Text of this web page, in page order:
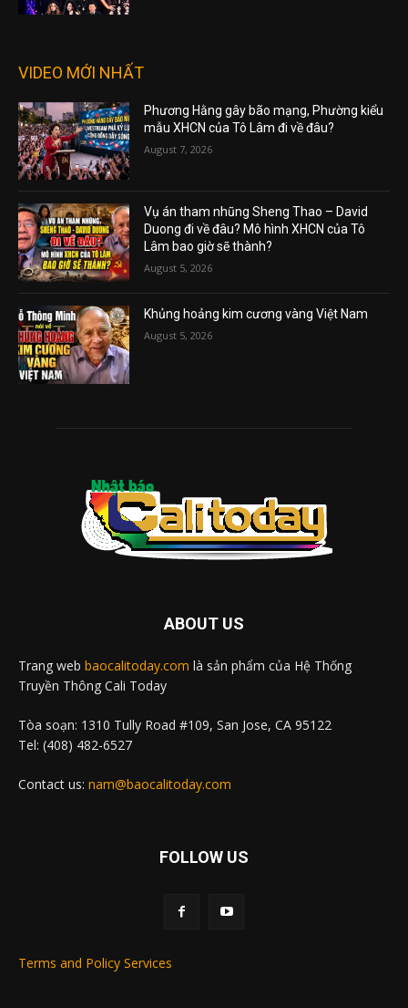
VIDEO MỚI NHẤT
Phương Hằng gây bão mạng, Phường kiểu
mẫu XHCN của Tô Lâm đi về đâu?
August 7, 2026
Vụ án tham nhũng Sheng Thao – David
Duong đi về đâu? Mô hình XHCN của Tô
Lâm bao giờ sẽ thành?
August 5, 2026
Khủng hoảng kim cương vàng Việt Nam
August 5, 2026
ABOUT US
Trang web baocalitoday.com là sản phẩm của Hệ Thống
Truyền Thông Cali Today
Tòa soạn: 1310 Tully Road #109, San Jose, CA 95122
Tel: (408) 482-6527
Contact us: nam@baocalitoday.com
FOLLOW US
Terms and Policy Services